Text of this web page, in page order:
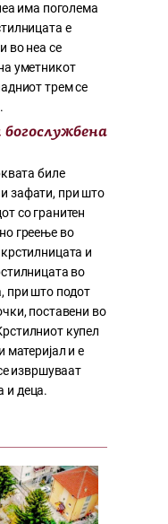
има поголема
е
во неа се
уметникот
трем се
биле
зафати, при што
со гранитен
греење во
и
во
при што подот
поставени во
купел
материјал и е
извршуваат
и деца.